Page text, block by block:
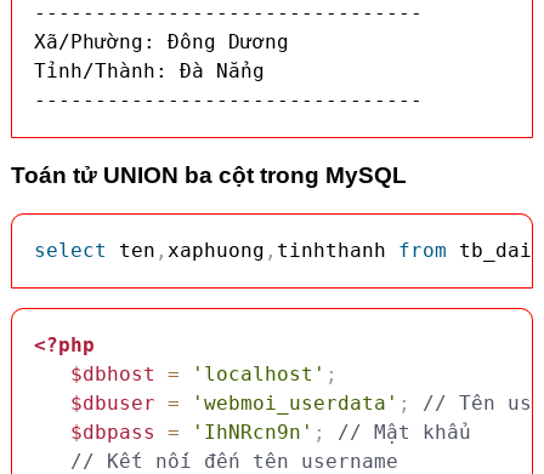
--------------------------------
Xã/Phường: Đông Dương
Tỉnh/Thành: Đà Nẳng
--------------------------------
Toán tử UNION ba cột trong MySQL
select ten , xaphuong , tinhthanh from
<?php
$dbhost
= 'localhost' ;
$dbuser = 'webmoi_userdata' ;
// Tên
$dbpass
= 'IhNRcn9n' ;
// Mật khẩu
// Kết nối đến tên username